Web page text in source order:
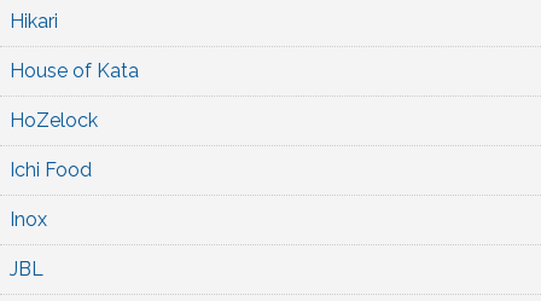
Hikari
House of Kata
HoZelock
Ichi Food
Inox
JBL